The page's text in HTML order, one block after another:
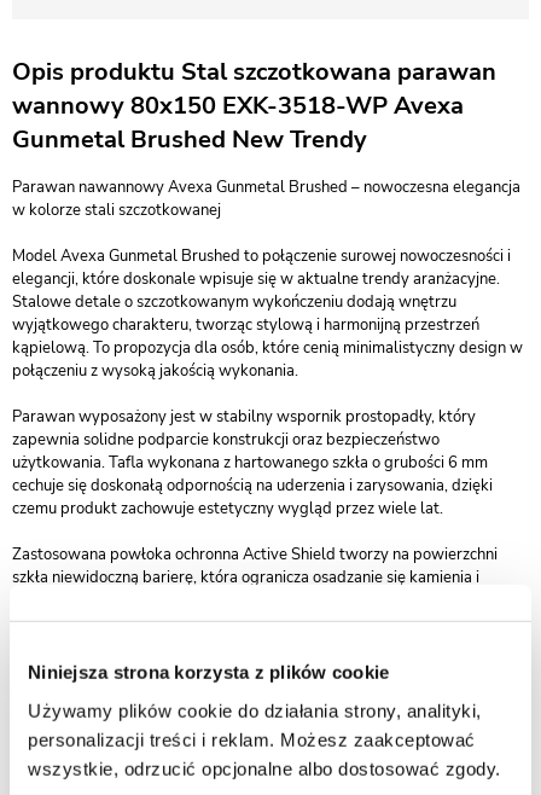
Niniejsza strona korzysta z plików cookie
Używamy plików cookie do działania strony, analityki,
personalizacji treści i reklam. Możesz zaakceptować
wszystkie, odrzucić opcjonalne albo dostosować zgody.
Opis produktu Stal szczotkowana parawan
wannowy 80x150 EXK-3518-WP Avexa
Gunmetal Brushed New Trendy
Parawan nawannowy Avexa Gunmetal Brushed – nowoczesna elegancja
w kolorze stali szczotkowanej
Model Avexa Gunmetal Brushed to połączenie surowej nowoczesności i
elegancji, które doskonale wpisuje się w aktualne trendy aranżacyjne.
Stalowe detale o szczotkowanym wykończeniu dodają wnętrzu
wyjątkowego charakteru, tworząc stylową i harmonijną przestrzeń
kąpielową. To propozycja dla osób, które cenią minimalistyczny design w
połączeniu z wysoką jakością wykonania.
Parawan wyposażony jest w stabilny wspornik prostopadły, który
zapewnia solidne podparcie konstrukcji oraz bezpieczeństwo
użytkowania. Tafla wykonana z hartowanego szkła o grubości 6 mm
cechuje się doskonałą odpornością na uderzenia i zarysowania, dzięki
czemu produkt zachowuje estetyczny wygląd przez wiele lat.
Zastosowana powłoka ochronna Active Shield tworzy na powierzchni
szkła niewidoczną barierę, która ogranicza osadzanie się kamienia i
jego przejrzystość i połysk pozostają niezmienne mimo upływu czasu.
Stalowe, szczotkowane profile doskonale komponują się z nowoczesnymi
betonem architektonicznym czy drewnianymi akcentami. Kolor gunmetal
nadaje wnętrzu eleganckiej głębi i subtelnego, industrialnego charakteru.
Kolekcja Avexa Gunmetal Brushed została objęta 7-letnią gwarancją, co